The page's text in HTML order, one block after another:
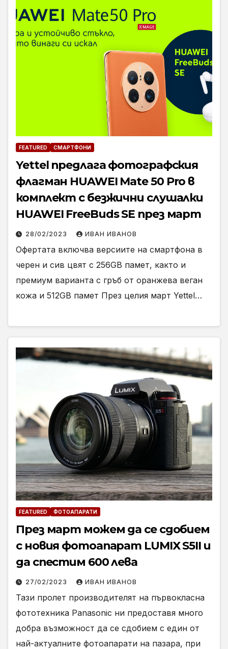
FEATURED СМАРТФОНИ
Yettel предлага фотографския
флагман HUAWEI Mate 50 Pro в
комплект с безжични слушалки
HUAWEI FreeBuds SE през март
28/02/2023 ИВАН ИВАНОВ
Офертата включва версиите на смартфона в
черен и сив цвят с 256GB памет, както и
премиум варианта с гръб от оранжева веган
кожа и 512GB памет През целия март Yettel…
FEATURED ФОТОАПАРАТИ
През март можем да се сдобием
с новия фотоапарат LUMIX S5II и
да спестим 600 лева
27/02/2023 ИВАН ИВАНОВ
Тази пролет производителят на първокласна
фототехника Panasonic ни предоставя много
добра възможност да се сдобием с един от
най-актуалните фотоапарати на пазара, при